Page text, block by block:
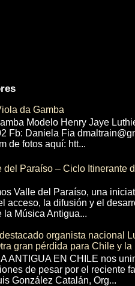
da Gamba
Modelo Henry Jaye
Fb: Daniela Fia
de fotos aquí: htt...
del Paraíso – Ciclo Itinerante
Valle del Paraíso, una
acceso, la difusión y el
la Música Antigua...
organista nacional
gran pérdida para Chile y la
ANTIGUA EN CHILE nos
de pesar por el reciente
González Catalán, Org...